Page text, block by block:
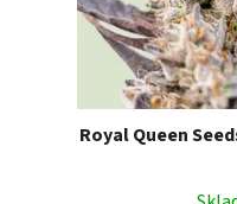
Royal Queen